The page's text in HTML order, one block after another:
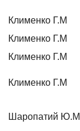
Клименко Г.М
Клименко Г.М
Клименко Г.М
Клименко Г.М
Шаропатий